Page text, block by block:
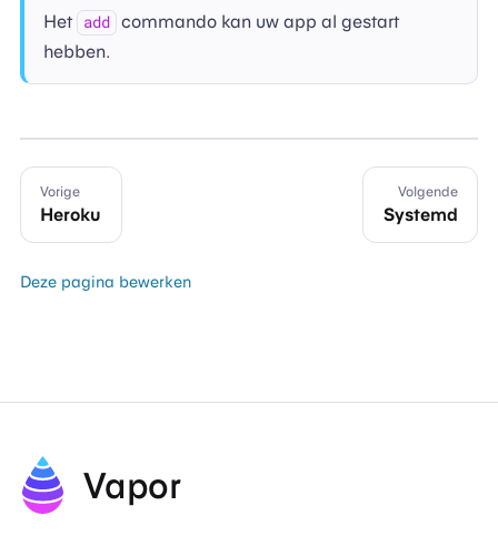
Het add
commando kan uw app al gestart
hebben.
Vorige
Heroku
Volgende
Systemd
Deze pagina bewerken
Vapor